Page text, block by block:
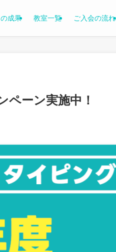
成果 教室一覧 ご入会の流れ
ペーン実施中！